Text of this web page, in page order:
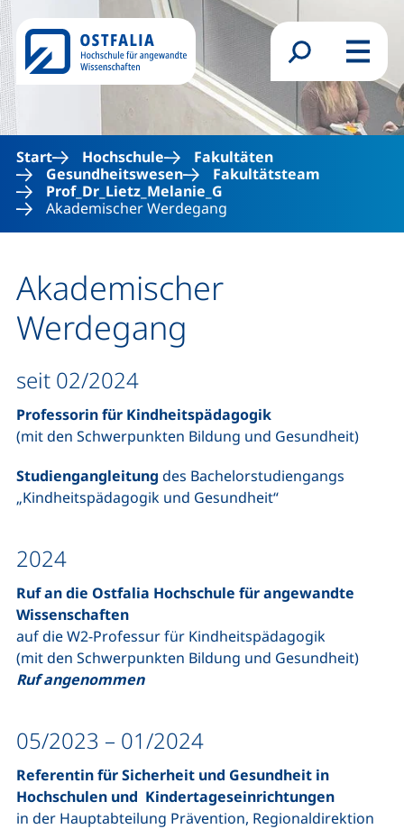
Direkt zum Inhalt
Suchformular
Menü
Start Hochschule
Fakultäten
Gesundheitswesen
Fakultätsteam
Prof_Dr_Lietz_Melanie_G
Akademischer Werdegang
Akademischer
Werdegang
Akademischer Werdegang
seit 02/2024
Professorin für Kindheitspädagogik
(mit den Schwerpunkten Bildung und Gesundheit)
Studiengangleitung des Bachelorstudiengangs
„Kindheitspädagogik und Gesundheit“
2024
Ruf an die Ostfalia Hochschule für angewandte
Wissenschaften
auf die W2-Professur für Kindheitspädagogik
(mit den Schwerpunkten Bildung und Gesundheit)
Ruf angenommen
05/2023 – 01/2024
Referentin für Sicherheit und Gesundheit in
Hochschulen und Kindertageseinrichtungen
in der Hauptabteilung Prävention, Regionaldirektion